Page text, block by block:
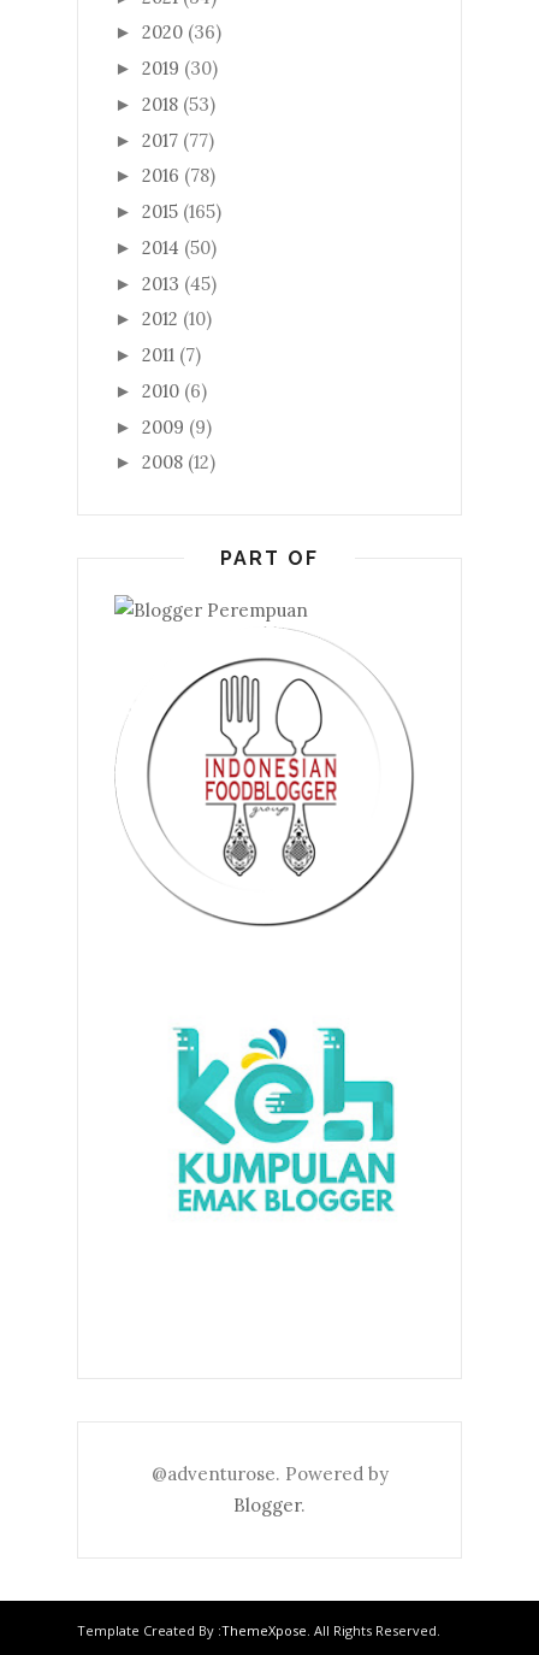
► 2020 (36)
► 2019 (30)
► 2018 (53)
► 2017 (77)
► 2016 (78)
► 2015 (165)
► 2014 (50)
► 2013 (45)
► 2012 (10)
► 2011 (7)
► 2010 (6)
► 2009 (9)
► 2008 (12)
PART OF
@adventurose. Powered by
Blogger.
Template Created By :ThemeXpose. All Rights Reserved.